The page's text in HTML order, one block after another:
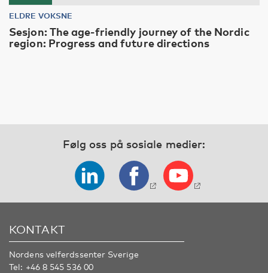
ELDRE VOKSNE
Sesjon: The age-friendly journey of the Nordic
region: Progress and future directions
Følg oss på sosiale medier:
KONTAKT
Nordens velferdssenter Sverige
Tel: +46 8 545 536 00